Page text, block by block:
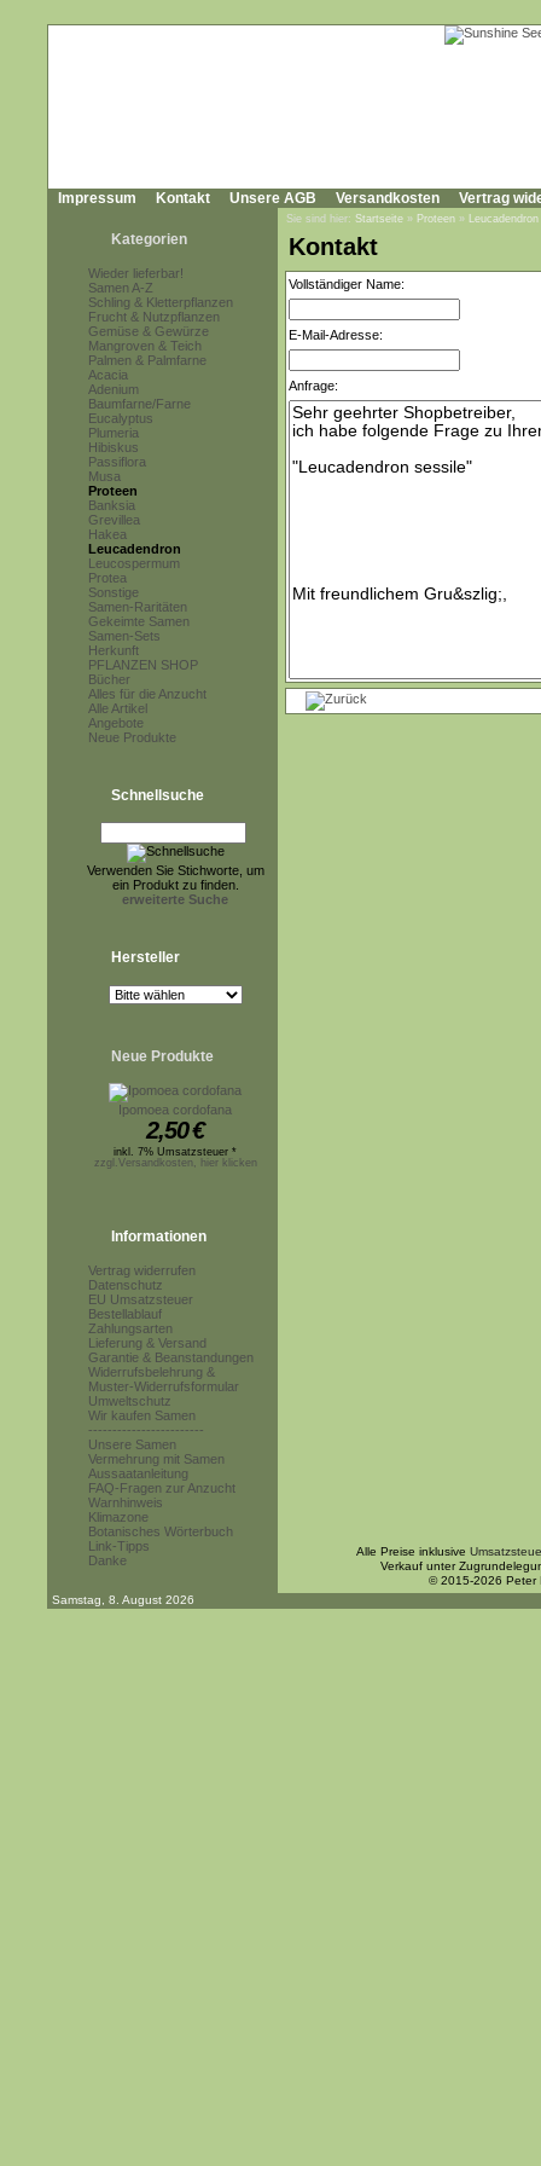
Impressum Kontakt Unsere AGB Versandkosten Vertrag
Kategorien
Wieder lieferbar!
Samen A-Z
Schling & Kletterpflanzen
Frucht & Nutzpflanzen
Gemüse & Gewürze
Mangroven & Teich
Palmen & Palmfarne
Acacia
Adenium
Baumfarne/Farne
Eucalyptus
Plumeria
Hibiskus
Passiflora
Musa
Proteen
Banksia
Grevillea
Hakea
Leucadendron
Leucospermum
Protea
Sonstige
Samen-Raritäten
Gekeimte Samen
Samen-Sets
Herkunft
PFLANZEN SHOP
Bücher
Alles für die Anzucht
Alle Artikel
Angebote
Neue Produkte
Schnellsuche
Verwenden Sie Stichworte, um
ein Produkt zu finden.
erweiterte Suche
Hersteller
Neue Produkte
Ipomoea cordofana
2,50€
inkl. 7% Umsatzsteuer *
zzgl.Versandkosten, hier klicken
Informationen
Vertrag widerrufen
Datenschutz
EU Umsatzsteuer
Bestellablauf
Zahlungsarten
Lieferung & Versand
Garantie & Beanstandungen
Widerrufsbelehrung &
Muster-Widerrufsformular
Umweltschutz
Wir kaufen Samen
------------------------
Unsere Samen
Vermehrung mit Samen
Aussaatanleitung
FAQ-Fragen zur Anzucht
Warnhinweis
Klimazone
Botanisches Wörterbuch
Link-Tipps
Danke
Sie sind hier: Startseite » Proteen » Leucadendron
Kontakt
Vollständiger Name:
E-Mail-Adresse:
Anfrage:
Alle Preise inklusive
Verkauf unter
© 2015-2026 Peter
Samstag, 8. August 2026